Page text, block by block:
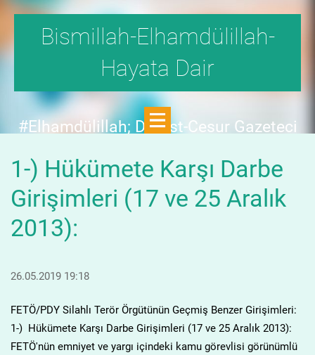
Bismillah-Elhamdülillah-
Hayata Dair
#Elhamdülillah; Dürüst-Cesur Gazeteci
Dergisi,fetö tehlikesini SAYFA SAYFA
yazdı;FAKAT KİMSE KILINI
KIPIRDATMADI!"DEDİ.
1-) Hükümete Karşı Darbe
Girişimleri (17 ve 25 Aralık
2013):
26.05.2019 19:18
FETÖ/PDY Silahlı Terör Örgütünün Geçmiş Benzer Girişimleri:
1-) Hükümete Karşı Darbe Girişimleri (17 ve 25 Aralık 2013):
FETÖ'nün emniyet ve yargı içindeki kamu görevlisi görünümlü